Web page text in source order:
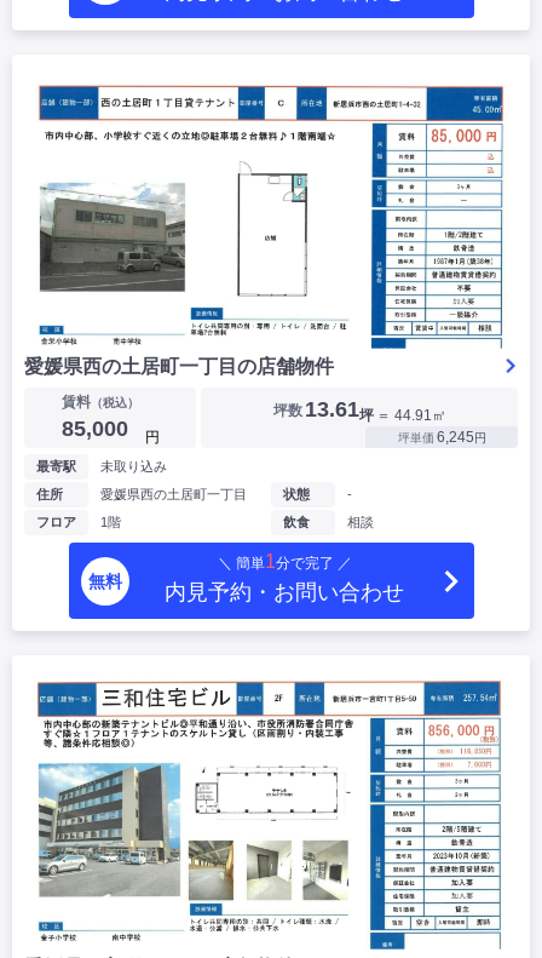
愛媛県西の土居町一丁目の店舗物件
賃料（税込）
85,000 円
坪数 13.61坪 ＝ 44.91㎡
坪単価 6,245円
最寄駅
未取り込み
住所
愛媛県西の土居町一丁目
フロア
1階
状態
-
飲食
相談
無料
＼ 簡単1分で完了 ／
内見予約・お問い合わせ